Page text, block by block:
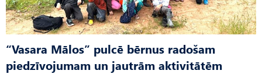
“Vasara Mālos” pulcē bērnus radošam
piedzīvojumam un jautrām aktivitātēm